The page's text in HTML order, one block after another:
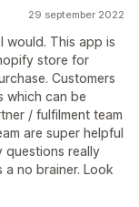
29 september 2022
would. This app is
store for
Customers
which can be
/ fulfilment team
are super helpful
questions really
a no brainer. Look